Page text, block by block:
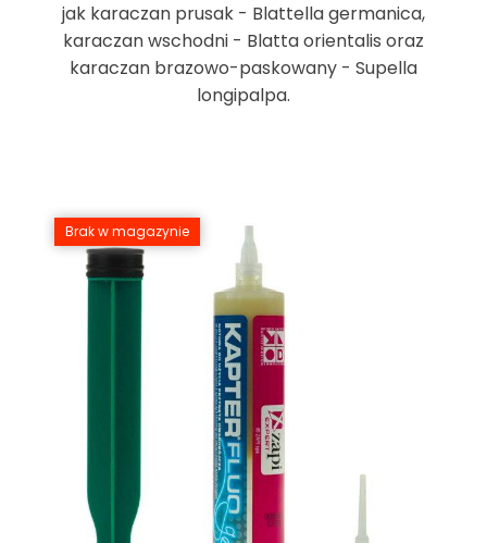
jak karaczan prusak - Blattella germanica,
karaczan wschodni - Blatta orientalis oraz
karaczan brazowo-paskowany - Supella
longipalpa.
Brak w magazynie